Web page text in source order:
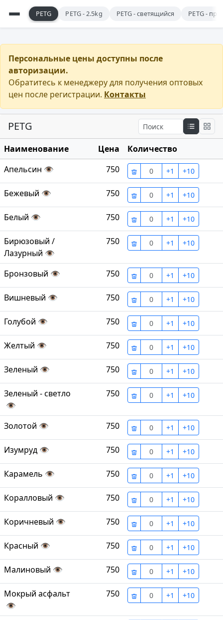
PETG PETG - 2.5kg PETG - светящийся PETG -
Персональные цены доступны после
авторизации.
Обратитесь к менеджеру для получения оптовых
цен после регистрации. Контакты
PETG
Наименование Цена
Количество
Апельсин 👁 750 +1 +10
Бежевый 👁 750 +1 +10
Белый 👁 750 +1 +10
Бирюзовый /
Лазурный 👁
750 +1 +10
Бронзовый 👁 750 +1 +10
Вишневый 👁 750 +1 +10
Голубой 👁 750 +1 +10
Желтый 👁 750 +1 +10
Зеленый 👁 750 +1 +10
Зеленый - светло
👁
750 +1 +10
Золотой 👁 750 +1 +10
Изумруд 👁 750 +1 +10
Карамель 👁 750 +1 +10
Коралловый 👁 750 +1 +10
Коричневый 👁 750 +1 +10
Красный 👁 750 +1 +10
Малиновый 👁 750 +1 +10
Мокрый асфальт
👁
750 +1 +10